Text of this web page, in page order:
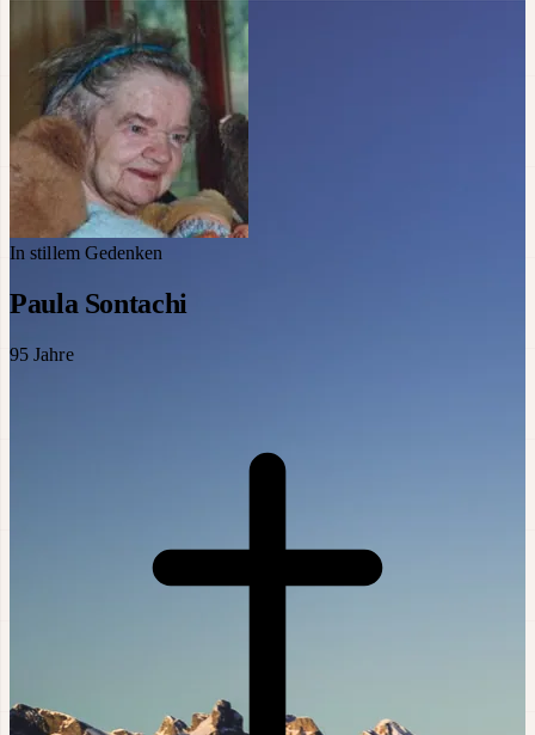
In stillem Gedenken
Paula Sontachi
95 Jahre